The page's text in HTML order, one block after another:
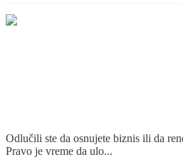
Odlučili ste da osnujete biznis ili da
Pravo je vreme da ulo...